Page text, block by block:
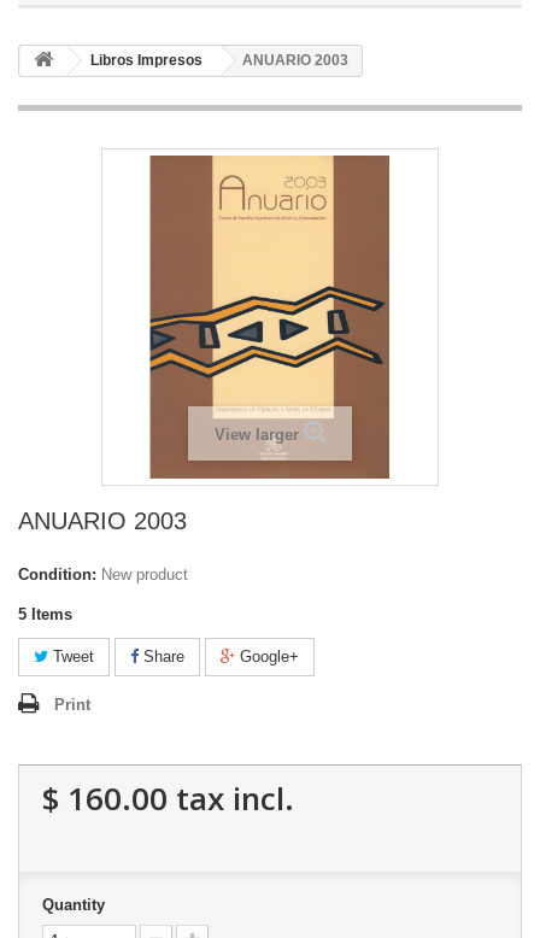
Libros Impresos ANUARIO 2003
View larger
ANUARIO 2003
Condition: New product
5 Items
Tweet Share Google+
Print
$ 160.00 tax incl.
Quantity